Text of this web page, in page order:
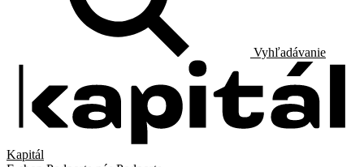
Vyhľadávanie
Kapitál